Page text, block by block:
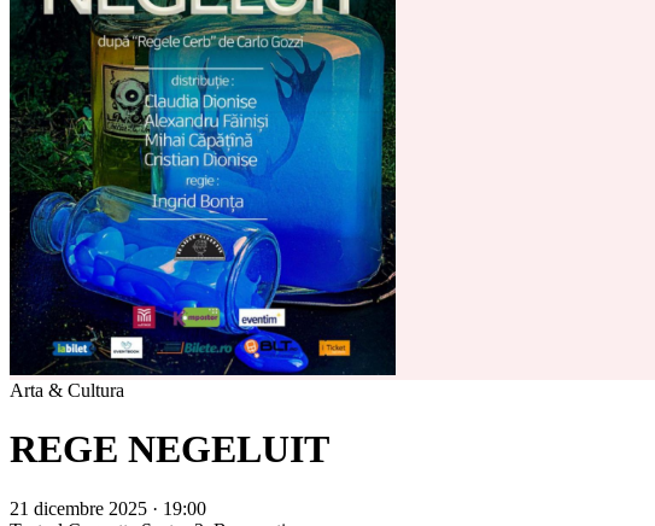
Arta & Cultura
REGE NEGELUIT
21 dicembre 2025 · 19:00